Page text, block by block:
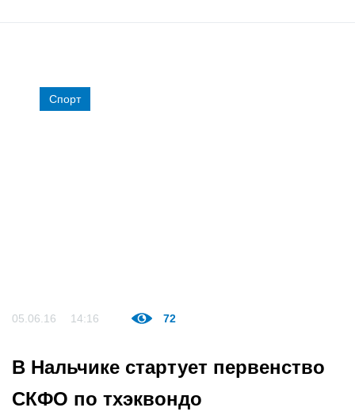
Спорт
05.06.16 14:16 72
В Нальчике стартует первенство
СКФО по тхэквондо